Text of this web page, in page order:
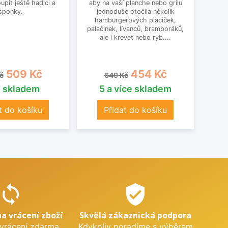
ještě hadici a
cena
Cena
509 Kč
skladem
do košíku
aby na vaší planche nebo grilu
jednoduše otočila několik
hamburgerových placiček,
palačinek, lívanců, bramboráků,
ale i krevet nebo ryb....
Běžná cena
649 Kč Cena
454 Kč
5 a více skladem
Přidat do košíku
sync
vrácení zboží
verified_user
Skvělá zákaznická podpora